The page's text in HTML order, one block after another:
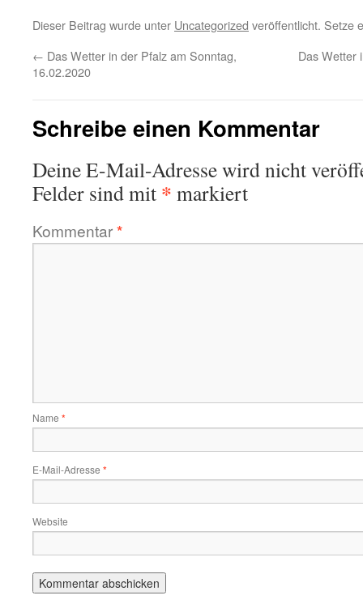
Dieser Beitrag wurde unter Uncategorized veröffentlicht. Setze
← Das Wetter in der Pfalz am Sonntag,
16.02.2020
Das Wetter
Schreibe einen Kommentar
Deine E-Mail-Adresse wird nicht
Felder sind mit * markiert
Kommentar*
Name *
E-Mail-Adresse *
Website